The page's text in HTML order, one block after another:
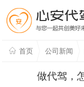
首页 公司新闻
做代驾，